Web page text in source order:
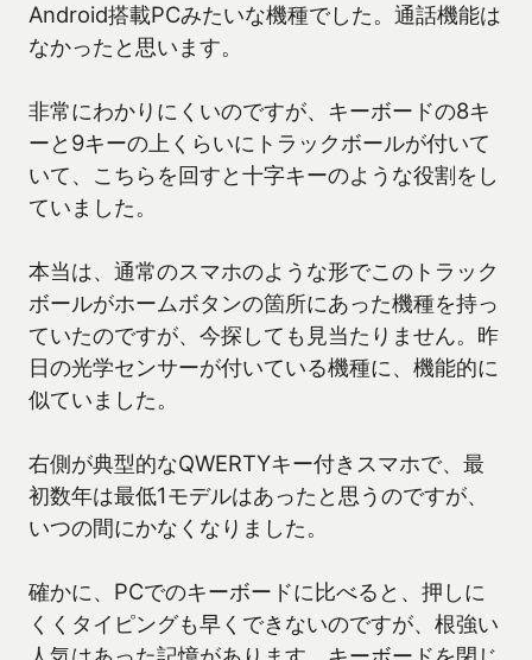
Android搭載PCみたいな機種でした。通話機能は
なかったと思います。
非常にわかりにくいのですが、キーボードの8キ
ーと9キーの上くらいにトラックボールが付いて
いて、こちらを回すと十字キーのような役割をし
ていました。
本当は、通常のスマホのような形でこのトラック
ボールがホームボタンの箇所にあった機種を持っ
ていたのですが、今探しても見当たりません。昨
日の光学センサーが付いている機種に、機能的に
似ていました。
右側が典型的なQWERTYキー付きスマホで、最
初数年は最低1モデルはあったと思うのですが、
いつの間にかなくなりました。
確かに、PCでのキーボードに比べると、押しに
くくタイピングも早くできないのですが、根強い